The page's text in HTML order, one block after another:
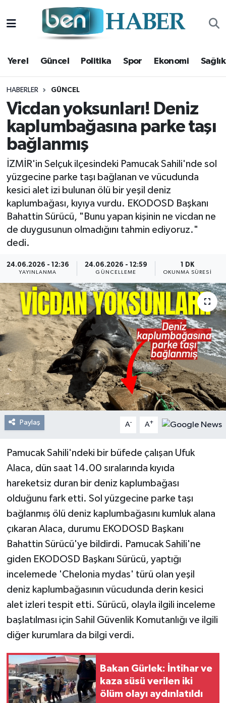
Yerel Güncel Politika Spor Ekonomi Sağlık
HABERLER GÜNCEL
Vicdan yoksunları! Deniz
kaplumbağasına parke taşı
bağlanmış
İZMİR'in Selçuk ilçesindeki Pamucak Sahili'nde sol
yüzgecine parke taşı bağlanan ve vücudunda
kesici alet izi bulunan ölü bir yeşil deniz
kaplumbağası, kıyıya vurdu. EKODOSD Başkanı
Bahattin Sürücü, "Bunu yapan kişinin ne vicdan ne
de duygusunun olmadığını tahmin ediyoruz."
dedi.
24.06.2026 - 12:36
YAYINLANMA
24.06.2026 - 12:59
GÜNCELLEME
1 DK
OKUNMA SÜRESI
Paylaş A- A+
Pamucak Sahili'ndeki bir büfede çalışan Ufuk
Alaca, dün saat 14.00 sıralarında kıyıda
hareketsiz duran bir deniz kaplumbağası
olduğunu fark etti. Sol yüzgecine parke taşı
bağlanmış ölü deniz kaplumbağasını kumluk alana
çıkaran Alaca, durumu EKODOSD Başkanı
Bahattin Sürücü'ye bildirdi. Pamucak Sahili'ne
giden EKODOSD Başkanı Sürücü, yaptığı
incelemede 'Chelonia mydas' türü olan yeşil
deniz kaplumbağasının vücudunda derin kesici
alet izleri tespit etti. Sürücü, olayla ilgili inceleme
başlatılması için Sahil Güvenlik Komutanlığı ve ilgili
diğer kurumlara da bilgi verdi.
Bakan Gürlek: İntihar ve
kaza süsü verilen iki
ölüm olayı aydınlatıldı
Yerel
Güncel
Politika
Spor
Ekonomi
Sağlık
Magazin
Kültür Sanat
Resmi Reklam
Röportajlar
Hava Durumu
Trafik Durumu
Süper Lig Puan Durumu ve Fikstür
Tüm Manşetler
Son Dakika Haberleri
Haber Arşivi